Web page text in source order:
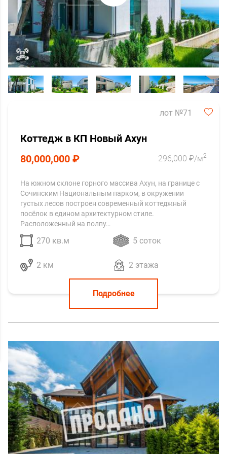
лот №71
Коттедж в КП Новый Ахун
80,000,000 ₽
296,000 ₽/м2
На южном склоне горного массива Ахун, на границе с
Сочинским Национальным парком, в окружении
густых лесов построен современный коттеджный
посёлок в едином архитектурном стиле.
Расположенный на полпу…
270 кв.м 5 соток
2 км 2 этажа
Подробнее